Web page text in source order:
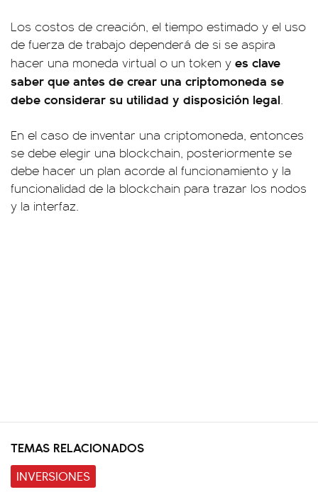
Los costos de creación, el tiempo estimado y el uso
de fuerza de trabajo dependerá de si se aspira
hacer una moneda virtual o un token y es clave
saber que antes de crear una criptomoneda se
debe considerar su utilidad y disposición legal.
En el caso de inventar una criptomoneda, entonces
se debe elegir una blockchain, posteriormente se
debe hacer un plan acorde al funcionamiento y la
funcionalidad de la blockchain para trazar los nodos
y la interfaz.
TEMAS RELACIONADOS
INVERSIONES